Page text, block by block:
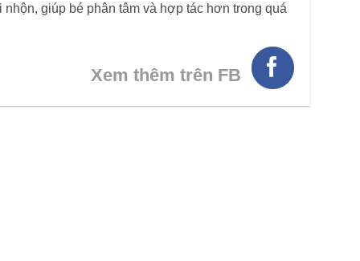
giúp bé phân tâm và hợp tác hơn trong quá
Xem thêm trên FB